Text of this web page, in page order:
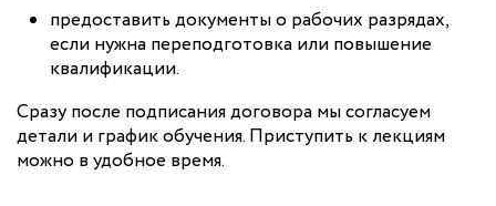
предоставить документы о рабочих разрядах,
если нужна переподготовка или повышение
квалификации.
Сразу после подписания договора мы согласуем
детали и график обучения. Приступить к лекциям
можно в удобное время.